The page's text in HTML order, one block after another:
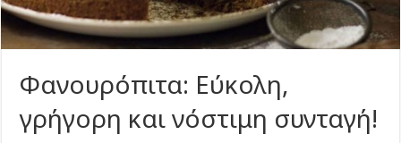
Φανουρόπιτα: Εύκολη,
γρήγορη και νόστιμη συνταγή!